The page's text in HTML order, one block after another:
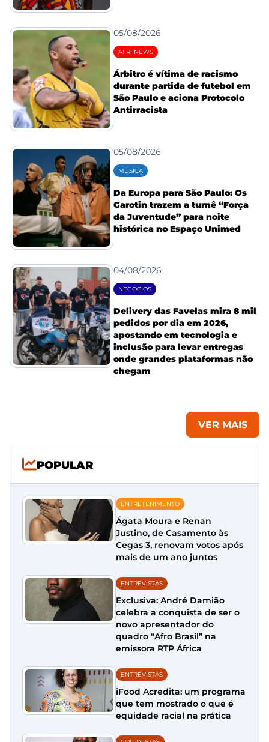
05/08/2026
AFRI NEWS
Árbitro é vítima de racismo
durante partida de futebol em
São Paulo e aciona Protocolo
Antirracista
05/08/2026
MÚSICA
Da Europa para São Paulo: Os
Garotin trazem a turnê “Força
da Juventude” para noite
histórica no Espaço Unimed
04/08/2026
NEGÓCIOS
Delivery das Favelas mira 8 mil
pedidos por dia em 2026,
apostando em tecnologia e
inclusão para levar entregas
onde grandes plataformas não
chegam
VER MAIS
POPULAR
ENTRETENIMENTO
Ágata Moura e Renan
Justino, de Casamento às
Cegas 3, renovam votos após
mais de um ano juntos
ENTREVISTAS
Exclusiva: André Damião
celebra a conquista de ser o
novo apresentador do
quadro “Afro Brasil” na
emissora RTP África
ENTREVISTAS
iFood Acredita: um programa
que tem mostrado o que é
equidade racial na prática